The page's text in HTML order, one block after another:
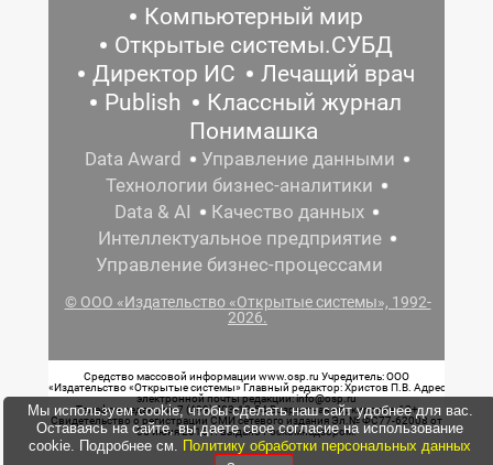
Компьютерный мир
Открытые системы.СУБД
Директор ИС
Лечащий врач
Publish
Классный журнал
Понимашка
Data Award
Управление данными
Технологии бизнес-аналитики
Data & AI
Качество данных
Интеллектуальное предприятие
Управление бизнес-процессами
© ООО «Издательство «Открытые системы», 1992-
2026.
Средство массовой информации www.osp.ru Учредитель: ООО
«Издательство «Открытые системы» Главный редактор: Христов П.В. Адрес
электронной почты редакции: info@osp.ru
Телефон редакции: 7 (499) 703-18-54 Возрастная маркировка: 12+
Свидетельство о регистрации СМИ сетевого издания Эл.№ ФС77-62008 от
05 июня 2015 г. выдано Роскомнадзором.
Мы используем cookie, чтобы сделать наш сайт удобнее для вас.
Оставаясь на сайте, вы даете свое согласие на использование
cookie. Подробнее см. Политику обработки персональных данных